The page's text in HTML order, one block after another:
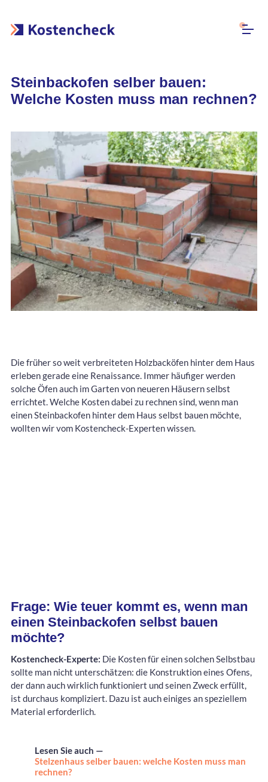
Steinbackofen selber bauen:
Welche Kosten muss man rechnen?
Die früher so weit verbreiteten Holzbacköfen hinter dem Haus
erleben gerade eine Renaissance. Immer häufiger werden
solche Öfen auch im Garten von neueren Häusern selbst
errichtet. Welche Kosten dabei zu rechnen sind, wenn man
einen Steinbackofen hinter dem Haus selbst bauen möchte,
wollten wir vom Kostencheck-Experten wissen.
Frage: Wie teuer kommt es, wenn man
einen Steinbackofen selbst bauen
möchte?
Kostencheck-Experte: Die Kosten für einen solchen Selbstbau
sollte man nicht unterschätzen: die Konstruktion eines Ofens,
der dann auch wirklich funktioniert und seinen Zweck erfüllt,
ist durchaus kompliziert. Dazu ist auch einiges an speziellem
Material erforderlich.
Lesen Sie auch —
Stelzenhaus selber bauen: welche Kosten muss man
rechnen?